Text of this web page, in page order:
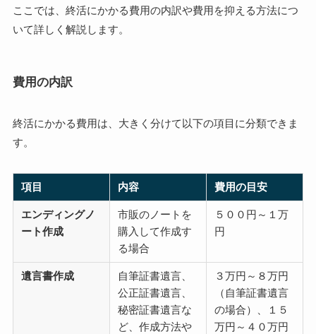
ここでは、終活にかかる費用の内訳や費用を抑える方法につ
いて詳しく解説します。
費用の内訳
終活にかかる費用は、大きく分けて以下の項目に分類できま
す。
項目 内容 費用の目安
エンディングノ
ート作成
市販のノートを
購入して作成す
る場合
５００円～１万
円
遺言書作成
自筆証書遺言、
公正証書遺言、
秘密証書遺言な
ど、作成方法や
３万円～８万円
（自筆証書遺言
の場合）、１５
万円～４０万円